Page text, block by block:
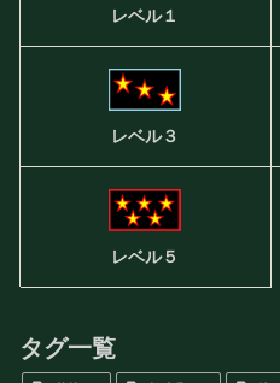
レベル１
レベル３
レベル５
タグ一覧